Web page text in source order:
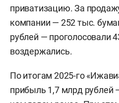
приватизацию. За
компании — 252 тыс.
рублей — проголосовали
воздержались.
По итогам 2025-го
прибыль 1,7 млрд рублей